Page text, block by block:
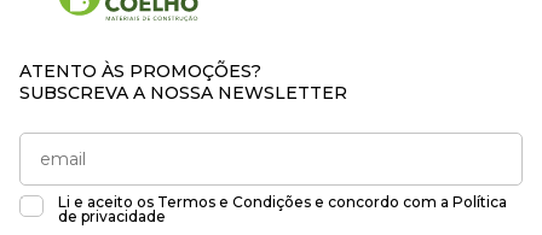
ATENTO ÀS PROMOÇÕES?
SUBSCREVA A NOSSA NEWSLETTER
Li e aceito os Termos e Condições e concordo com a Política
de privacidade